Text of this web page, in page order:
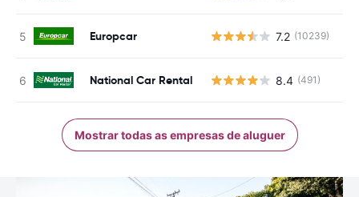
Europcar 7.2 (10239)
National Car Rental 8.4 (491)
Mostrar todas as empresas de aluguer